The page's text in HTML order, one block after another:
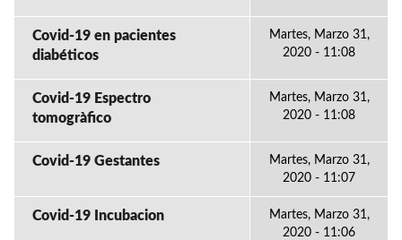
Covid-19 en pacientes
diabéticos
Martes, Marzo 31,
2020 - 11:08
Covid-19 Espectro
tomogràfico
Martes, Marzo 31,
2020 - 11:08
Covid-19 Gestantes
Martes, Marzo 31,
2020 - 11:07
Covid-19 Incubacion
Martes, Marzo 31,
2020 - 11:06